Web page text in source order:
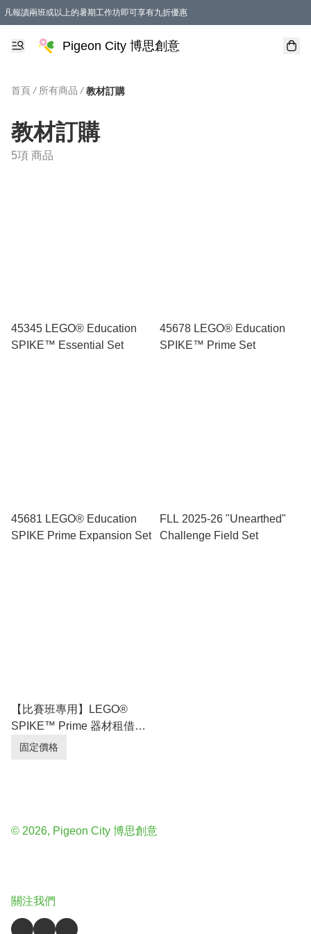
凡報讀兩班或以上的暑期工作坊即可享有九折優惠
Pigeon City 博思創意
首頁 / 所有商品 / 教材訂購
教材訂購
5項 商品
45345 LEGO® Education
SPIKE™ Essential Set
45678 LEGO® Education
SPIKE™ Prime Set
45681 LEGO® Education
SPIKE Prime Expansion Set
FLL 2025-26 "Unearthed"
Challenge Field Set
【比賽班專用】LEGO®️
SPIKE™️ Prime 器材租借計
劃（10堂）
固定價格
© 2026, Pigeon City 博思創意
關注我們